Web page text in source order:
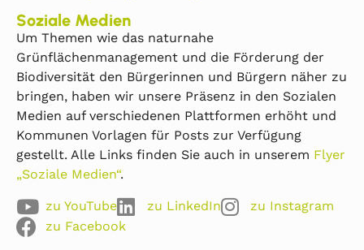
Soziale Medien
Um Themen wie das naturnahe
Grünflächenmanagement und die Förderung der
Biodiversität den Bürgerinnen und Bürgern näher zu
bringen, haben wir unsere Präsenz in den Sozialen
Medien auf verschiedenen Plattformen erhöht und
Kommunen Vorlagen für Posts zur Verfügung
gestellt. Alle Links finden Sie auch in unserem Flyer
„Soziale Medien“.
zu YouTube zu LinkedIn
zu Instagram
zu Facebook